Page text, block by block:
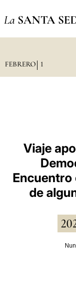
La SANTA
FEBRERO 1
Viaje
Encuentro
de